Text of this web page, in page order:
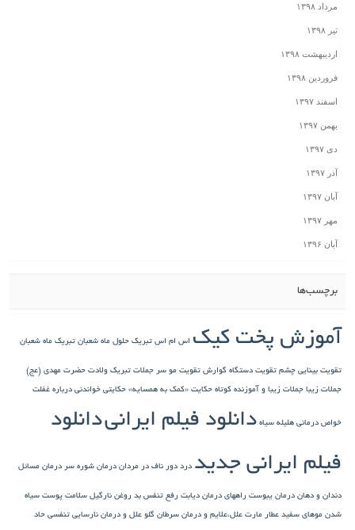
مرداد ۱۳۹۸
تیر ۱۳۹۸
اردیبهشت ۱۳۹۸
فروردین ۱۳۹۸
اسفند ۱۳۹۷
بهمن ۱۳۹۷
دی ۱۳۹۷
آذر ۱۳۹۷
آبان ۱۳۹۷
مهر ۱۳۹۷
آبان ۱۳۹۶
برچسب‌ها
آموزش پخت کیک اس ام اس تبریک حلول ماه شعبان تبریک ماه شعبان
تقویت بینایی چشم تقویت دستگاه گوارش تقویت مو سر جملات تبریک ولادت حضرت مهدی (عج)
جملات زیبا جملات زیبا و آموزنده کوتاه حکایت «کمک به همسایه» حکایتی خواندنی درباره غفلت
خواص درمانی هلیله سیاه دانلود فیلم ایرانیدانلود
فیلم ایرانی جدید درد دور ناف در مردان درمان شوره سر درمان مسائل
دندان و دهان درمان یبوست راههای درمان دیابت رفع تنفس بد روغن نارگیل سلامت پوست سیاه
شدن موهای سفید عطار مارت علل،علایم و درمان سرطان گلو علل و درمان نارسایی تنفسی حاد